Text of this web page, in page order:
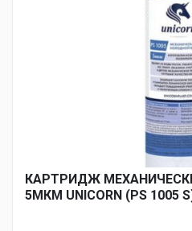
КАРТРИДЖ
5МКМ UNICORN (PS 1005